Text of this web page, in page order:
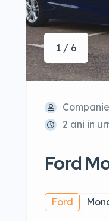
1 / 6
Companie
2 ani in
Ford
Ford